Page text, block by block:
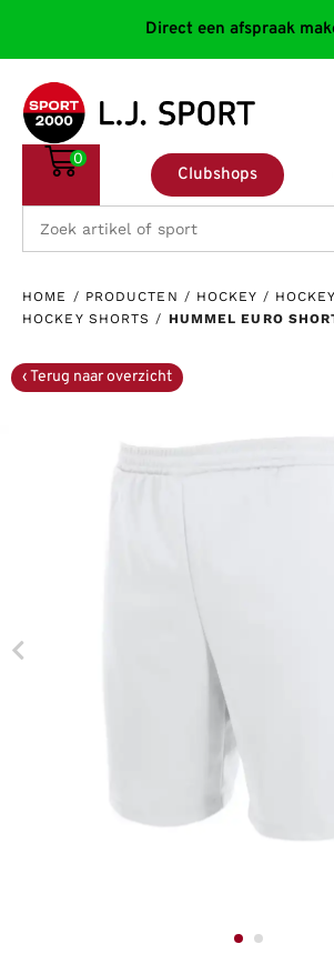
Direct een afspraak
Clubshops
0
HOME / PRODUCTEN / HOCKEY /
HOCKEY SHORTS / HUMMEL EURO